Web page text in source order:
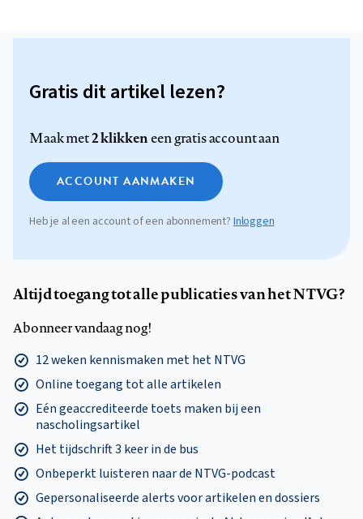
Gratis dit artikel lezen?
Maak met2 klikkeneen gratis account aan
ACCOUNT AANMAKEN
Heb je al een account of een abonnement? Inloggen
Altijd toegang tot alle publicaties van het NTVG?
Abonneer vandaag nog!
12 weken kennismaken met het NTVG
Online toegang tot alle artikelen
Eén geaccrediteerde toets maken bij een
nascholingsartikel
Het tijdschrift 3 keer in de bus
Onbeperkt luisteren naar de NTVG-podcast
Gepersonaliseerde alerts voor artikelen en dossiers